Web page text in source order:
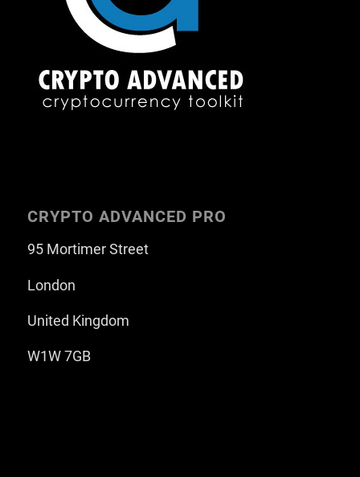
CRYPTO ADVANCED PRO
95 Mortimer Street
London
United Kingdom
W1W 7GB